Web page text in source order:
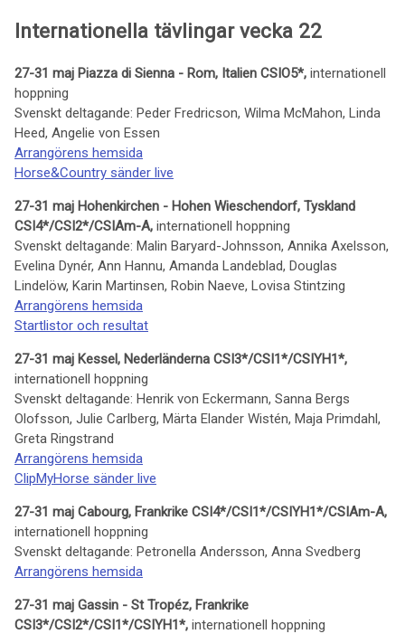
Internationella tävlingar vecka 22
27-31 maj Piazza di Sienna - Rom, Italien CSIO5*, internationell
hoppning
Svenskt deltagande: Peder Fredricson, Wilma McMahon, Linda
Heed, Angelie von Essen
Arrangörens hemsida
Horse&Country sänder live
27-31 maj Hohenkirchen - Hohen Wieschendorf, Tyskland
CSI4*/CSI2*/CSIAm-A, internationell hoppning
Svenskt deltagande: Malin Baryard-Johnsson, Annika Axelsson,
Evelina Dynér, Ann Hannu, Amanda Landeblad, Douglas
Lindelöw, Karin Martinsen, Robin Naeve, Lovisa Stintzing
Arrangörens hemsida
Startlistor och resultat
27-31 maj Kessel, Nederländerna CSI3*/CSI1*/CSIYH1*,
internationell hoppning
Svenskt deltagande: Henrik von Eckermann, Sanna Bergs
Olofsson, Julie Carlberg, Märta Elander Wistén, Maja Primdahl,
Greta Ringstrand
Arrangörens hemsida
ClipMyHorse sänder live
27-31 maj Cabourg, Frankrike CSI4*/CSI1*/CSIYH1*/CSIAm-A,
internationell hoppning
Svenskt deltagande: Petronella Andersson, Anna Svedberg
Arrangörens hemsida
27-31 maj Gassin - St Tropéz, Frankrike
CSI3*/CSI2*/CSI1*/CSIYH1*, internationell hoppning